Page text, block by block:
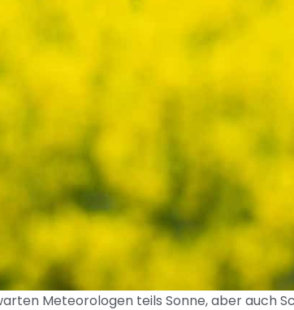
Meteorologen teils Sonne, aber auch